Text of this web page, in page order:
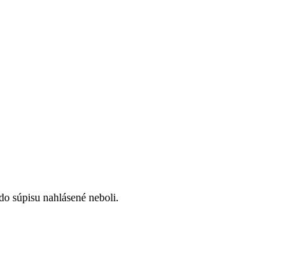
súpisu nahlásené neboli.